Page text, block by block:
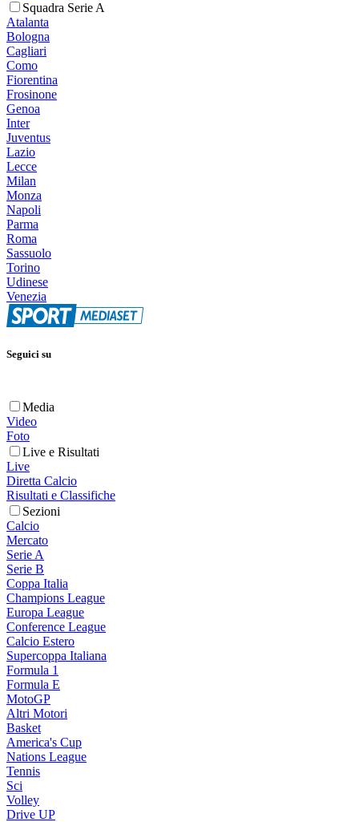
Squadra Serie A
Atalanta
Bologna
Cagliari
Como
Fiorentina
Frosinone
Genoa
Inter
Juventus
Lazio
Lecce
Milan
Monza
Napoli
Parma
Roma
Sassuolo
Torino
Udinese
Venezia
Seguici su
Media
Video
Foto
Live e Risultati
Live
Diretta Calcio
Risultati e Classifiche
Sezioni
Calcio
Mercato
Serie A
Serie B
Coppa Italia
Champions League
Europa League
Conference League
Calcio Estero
Supercoppa Italiana
Formula 1
Formula E
MotoGP
Altri Motori
Basket
America's Cup
Nations League
Tennis
Sci
Volley
Drive UP